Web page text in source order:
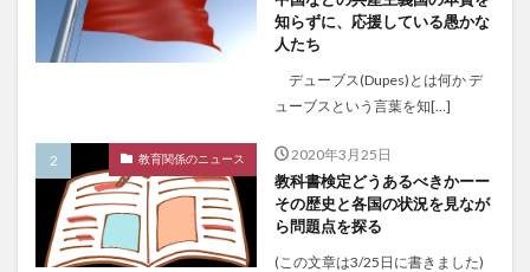
知らずに、応援している愚かな
人たち
デューブス(Dupes)とは何か デ
ューブスという言葉を知[…]
教育関係のニュース 2020年3月25日
教科書検定どうあるべきかーー
その歴史と各国の状況を見なが
ら問題点を探る
(この文章は3/25日に書きました)